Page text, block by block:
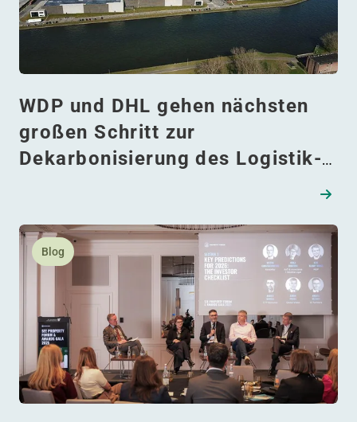
WDP und DHL gehen nächsten
großen Schritt zur
Dekarbonisierung des Logistik-
Blog
Lesen Sie mehr daüber Blick auf 2026: